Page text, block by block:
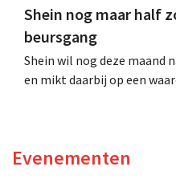
Shein nog maar half
beursgang
Shein wil nog deze maand
en mikt daarbij op een
Evenementen